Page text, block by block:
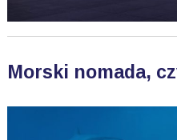
Morski nomada,